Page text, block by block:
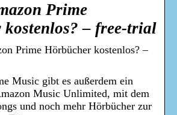
Prime
– free-trial
Prime Hörbücher kostenlos? –
Music gibt es außerdem ein
Music Unlimited, mit dem
und noch mehr Hörbücher zur